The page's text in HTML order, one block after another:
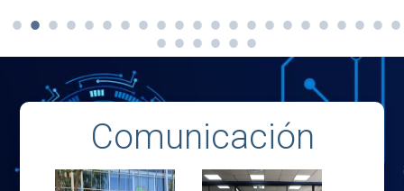
Comunicación